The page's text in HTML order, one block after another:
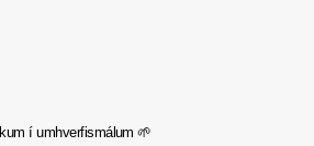
í umhverfismálum 🌱